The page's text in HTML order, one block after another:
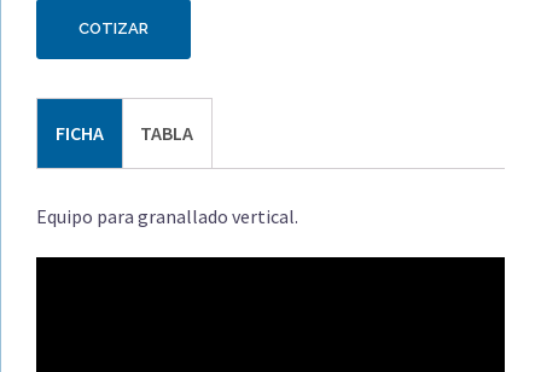
COTIZAR
FICHA TABLA
Equipo para granallado vertical.